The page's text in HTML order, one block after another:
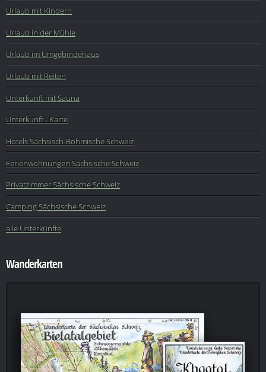
Urlaub mit Kindern
Urlaub in der Mühle
Urlaub im Umgebindehaus
Urlaub mit Reiten
Unterkunft mit Sauna
Unterkunft - Karte
Hotels Sächsisch-Böhmische Schweiz
Ferienwohnungen Sächsische Schweiz
Privatzimmer Sächsische Schweiz
Camping Sächsische Schweiz
alle Unterkünfte
Wanderkarten